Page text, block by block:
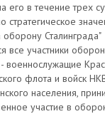
его в течение трех
стратегическое
Сталинграда"
все участники
- военнослужащие
флота и войск
населения,
участие в